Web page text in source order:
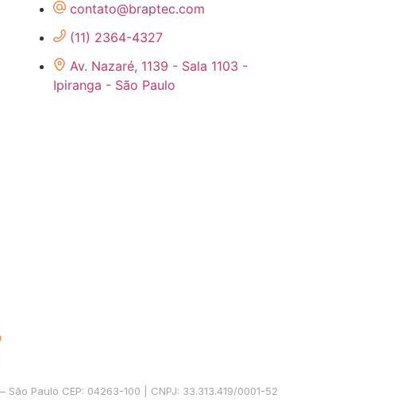
contato@braptec.com
(11) 2364-4327
Av. Nazaré, 1139 - Sala 1103 -
Ipiranga - São Paulo
Paulo CEP: 04263-100 | CNPJ: 33.313.419/0001-52